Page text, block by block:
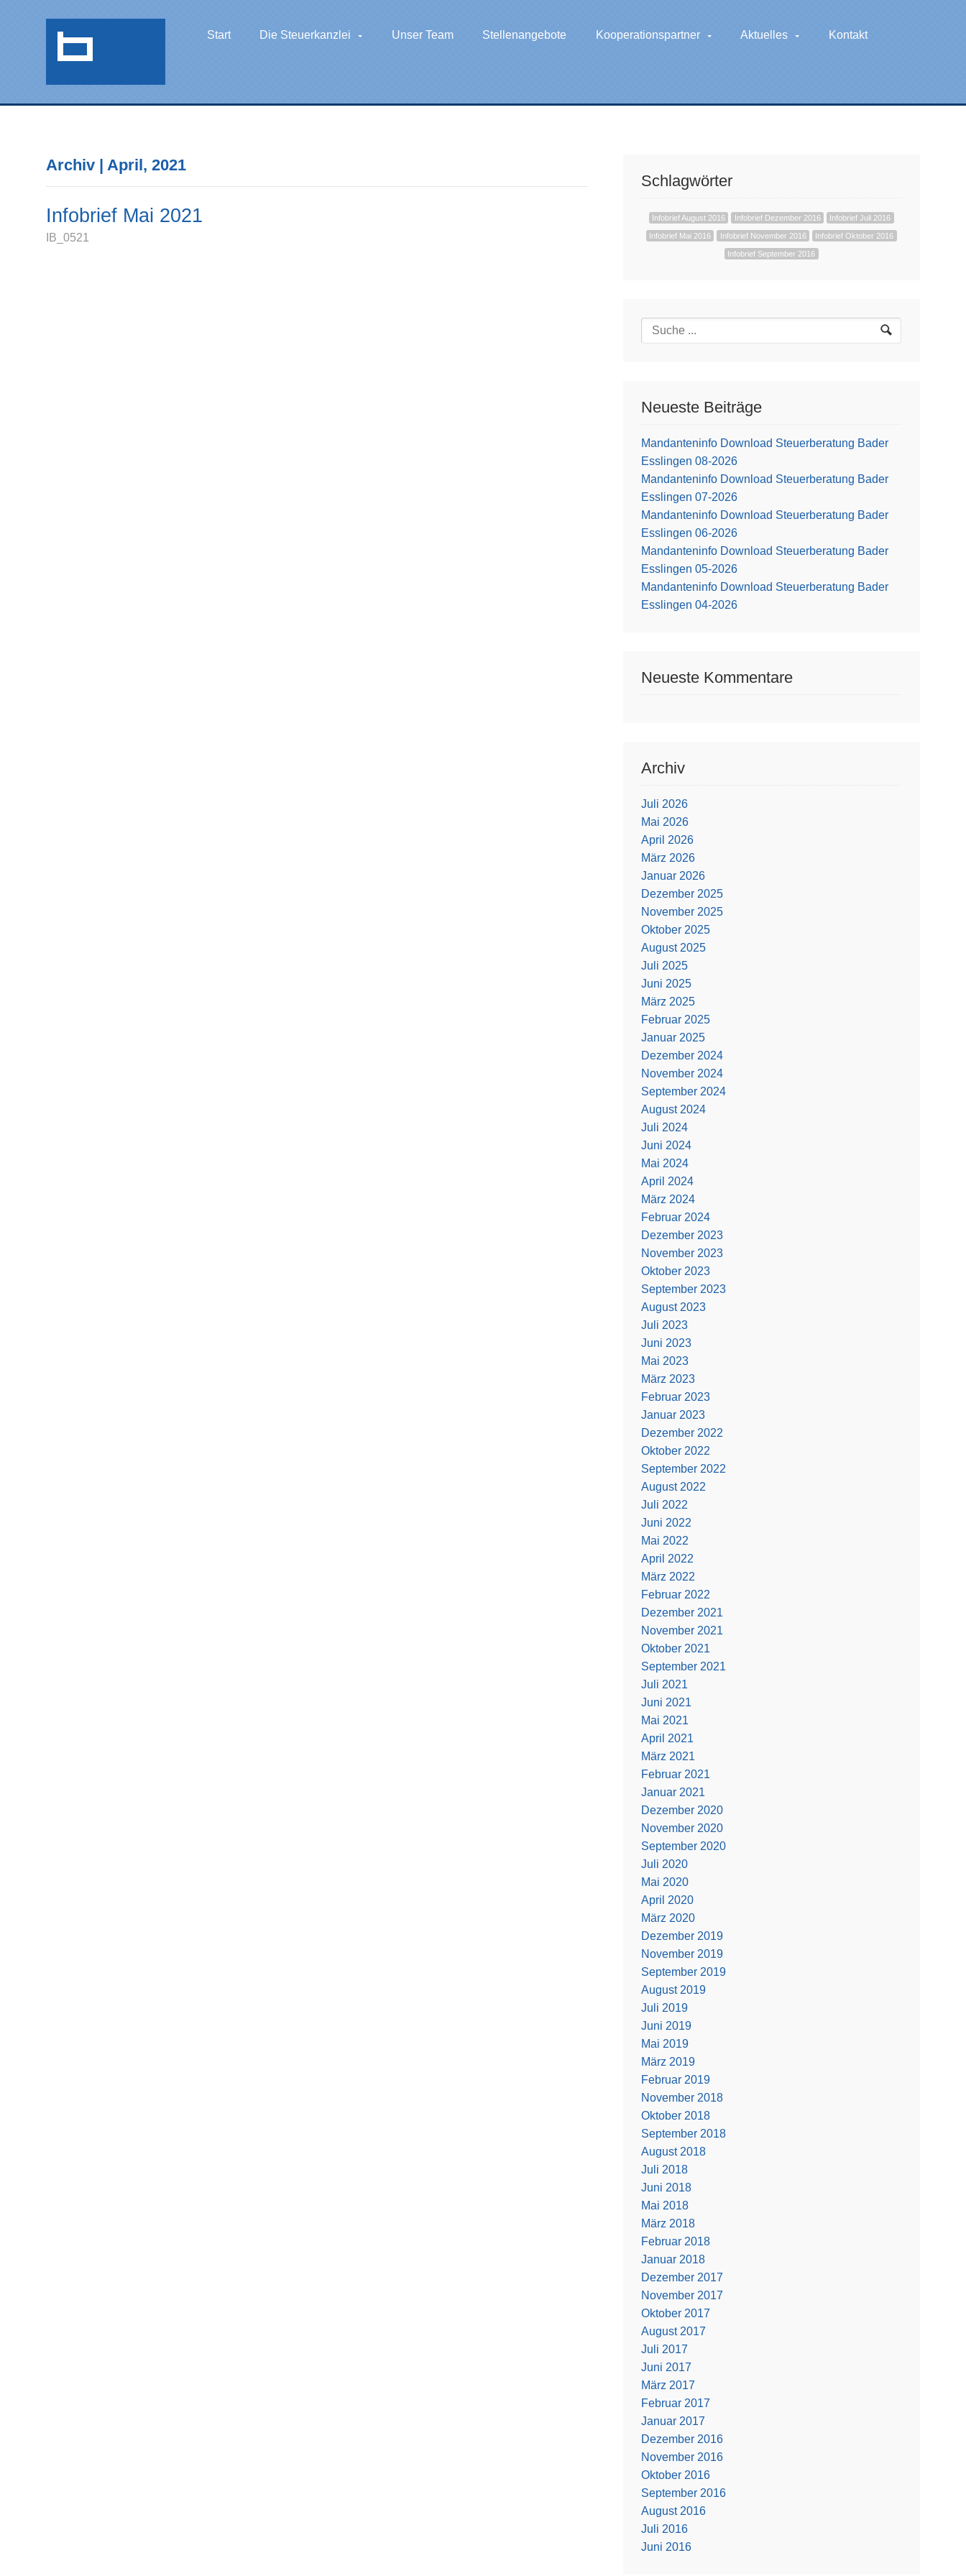
Start Die Steuerkanzlei Unser Team Stellenangebote Kooperationspartner Aktuelles Kontakt
Archiv | April, 2021
Infobrief Mai 2021
IB_0521
Schlagwörter
Infobrief August 2016 Infobrief Dezember 2016 Infobrief Juli 2016
Infobrief Mai 2016 Infobrief November 2016 Infobrief Oktober 2016
Infobrief September 2016
Neueste Beiträge
Mandanteninfo Download Steuerberatung Bader
Esslingen 08-2026
Mandanteninfo Download Steuerberatung Bader
Esslingen 07-2026
Mandanteninfo Download Steuerberatung Bader
Esslingen 06-2026
Mandanteninfo Download Steuerberatung Bader
Esslingen 05-2026
Mandanteninfo Download Steuerberatung Bader
Esslingen 04-2026
Neueste Kommentare
Archiv
Juli 2026
Mai 2026
April 2026
März 2026
Januar 2026
Dezember 2025
November 2025
Oktober 2025
August 2025
Juli 2025
Juni 2025
März 2025
Februar 2025
Januar 2025
Dezember 2024
November 2024
September 2024
August 2024
Juli 2024
Juni 2024
Mai 2024
April 2024
März 2024
Februar 2024
Dezember 2023
November 2023
Oktober 2023
September 2023
August 2023
Juli 2023
Juni 2023
Mai 2023
März 2023
Februar 2023
Januar 2023
Dezember 2022
Oktober 2022
September 2022
August 2022
Juli 2022
Juni 2022
Mai 2022
April 2022
März 2022
Februar 2022
Dezember 2021
November 2021
Oktober 2021
September 2021
Juli 2021
Juni 2021
Mai 2021
April 2021
März 2021
Februar 2021
Januar 2021
Dezember 2020
November 2020
September 2020
Juli 2020
Mai 2020
April 2020
März 2020
Dezember 2019
November 2019
September 2019
August 2019
Juli 2019
Juni 2019
Mai 2019
März 2019
Februar 2019
November 2018
Oktober 2018
September 2018
August 2018
Juli 2018
Juni 2018
Mai 2018
März 2018
Februar 2018
Januar 2018
Dezember 2017
November 2017
Oktober 2017
August 2017
Juli 2017
Juni 2017
März 2017
Februar 2017
Januar 2017
Dezember 2016
November 2016
Oktober 2016
September 2016
August 2016
Juli 2016
Juni 2016